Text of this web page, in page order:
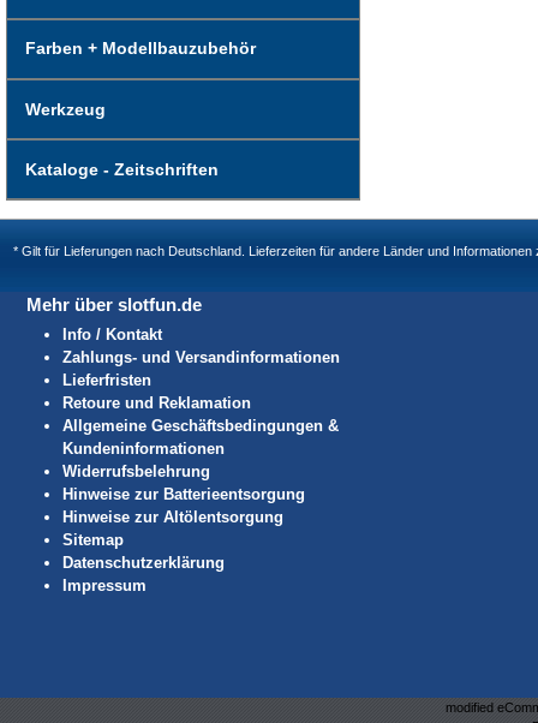
Farben + Modellbauzubehör
Werkzeug
Kataloge - Zeitschriften
* Gilt für Lieferungen nach Deutschland. Lieferzeiten für andere Länder und
Mehr über slotfun.de
Info / Kontakt
Zahlungs- und Versandinformationen
Lieferfristen
Retoure und Reklamation
Allgemeine Geschäftsbedingungen &
Kundeninformationen
Widerrufsbelehrung
Hinweise zur Batterieentsorgung
Hinweise zur Altölentsorgung
Sitemap
Datenschutzerklärung
Impressum
modified